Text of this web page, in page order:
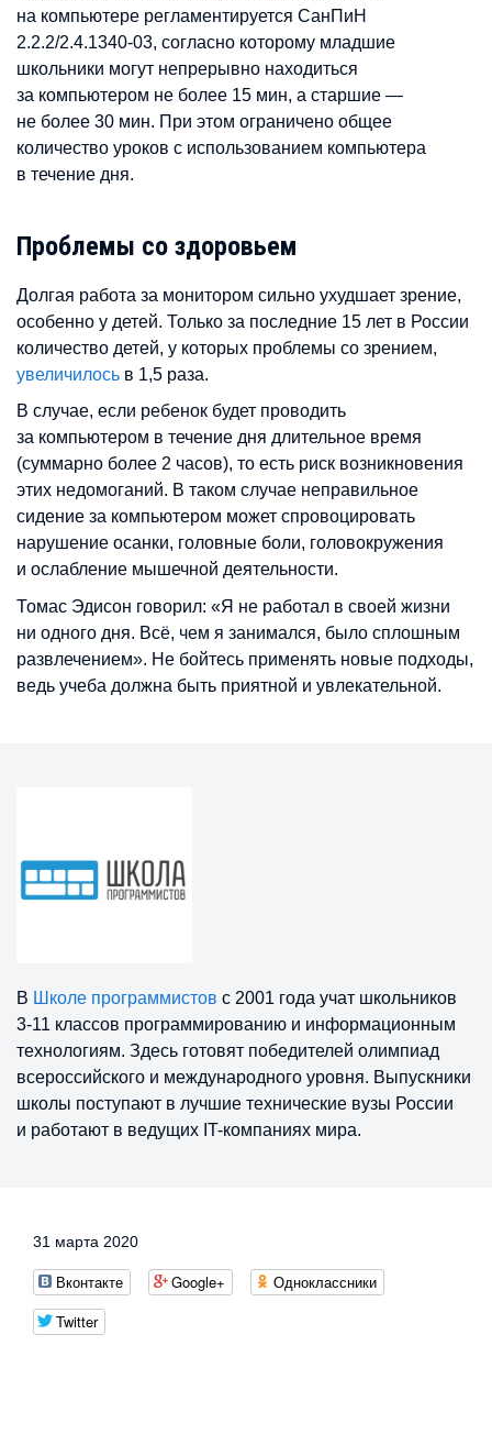
на компьютере регламентируется СанПиН
2.2.2/2.4.1340-03, согласно которому младшие
школьники могут непрерывно находиться
за компьютером не более 15 мин, а старшие —
не более 30 мин. При этом ограничено общее
количество уроков с использованием компьютера
в течение дня.
Проблемы со здоровьем
Долгая работа за монитором сильно ухудшает зрение,
особенно у детей. Только за последние 15 лет в России
количество детей, у которых проблемы со зрением,
увеличилось в 1,5 раза.
В случае, если ребенок будет проводить
за компьютером в течение дня длительное время
(суммарно более 2 часов), то есть риск возникновения
этих недомоганий. В таком случае неправильное
сидение за компьютером может спровоцировать
нарушение осанки, головные боли, головокружения
и ослабление мышечной деятельности.
Томас Эдисон говорил: «Я не работал в своей жизни
ни одного дня. Всё, чем я занимался, было сплошным
развлечением». Не бойтесь применять новые подходы,
ведь учеба должна быть приятной и увлекательной.
В Школе программистов с 2001 года учат школьников
3-11 классов программированию и информационным
технологиям. Здесь готовят победителей олимпиад
всероссийского и международного уровня. Выпускники
школы поступают в лучшие технические вузы России
и работают в ведущих IT-компаниях мира.
31 марта 2020
Вконтакте Google+
Одноклассники
Twitter